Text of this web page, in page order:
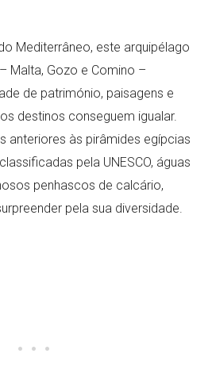
Mediterrâneo, este arquipélago
Malta, Gozo e Comino –
de património, paisagens e
destinos conseguem igualar.
anteriores às pirâmides egípcias
pela UNESCO, águas
penhascos de calcário,
pela sua diversidade.